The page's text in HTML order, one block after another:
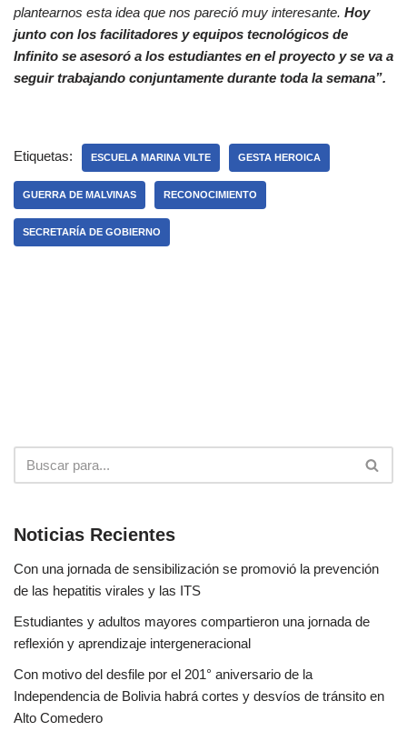
plantearnos esta idea que nos pareció muy interesante. Hoy
junto con los facilitadores y equipos tecnológicos de
Infinito se asesoró a los estudiantes en el proyecto y se va a
seguir trabajando conjuntamente durante toda la semana”.
Etiquetas: ESCUELA MARINA VILTE GESTA HEROICA
GUERRA DE MALVINAS RECONOCIMIENTO
SECRETARÍA DE GOBIERNO
Noticias Recientes
Con una jornada de sensibilización se promovió la prevención
de las hepatitis virales y las ITS
Estudiantes y adultos mayores compartieron una jornada de
reflexión y aprendizaje intergeneracional
Con motivo del desfile por el 201° aniversario de la
Independencia de Bolivia habrá cortes y desvíos de tránsito en
Alto Comedero